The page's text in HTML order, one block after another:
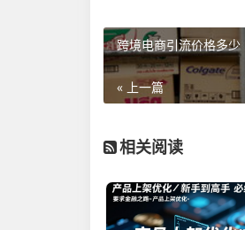
跨境电商引流价格多少
« 上一篇
相关阅读